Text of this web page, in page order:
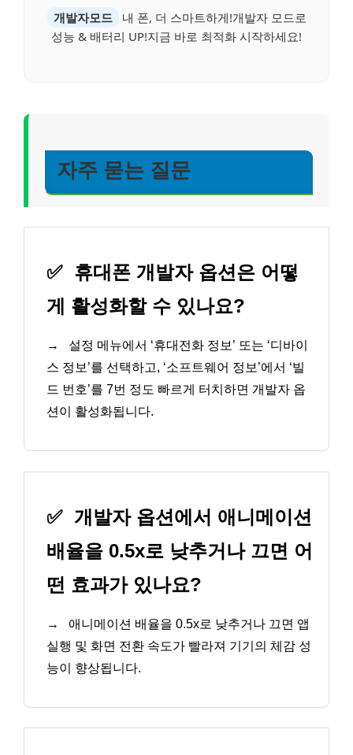
개발자모드
내 폰, 더 스마트하게!개발자 모드로
성능 & 배터리 UP!지금 바로 최적화 시작하세요!
자주 묻는 질문
✅ 휴대폰 개발자 옵션은 어떻
게 활성화할 수 있나요?
→
설정 메뉴에서 ‘휴대전화 정보’ 또는 ‘디바이
스 정보’를 선택하고, ‘소프트웨어 정보’에서 ‘빌
드 번호’를 7번 정도 빠르게 터치하면 개발자 옵
션이 활성화됩니다.
✅ 개발자 옵션에서 애니메이션
배율을 0.5x로 낮추거나 끄면 어
떤 효과가 있나요?
→
애니메이션 배율을 0.5x로 낮추거나 끄면 앱
실행 및 화면 전환 속도가 빨라져 기기의 체감 성
능이 향상됩니다.